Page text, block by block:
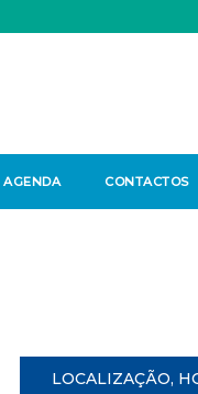
AGENDA CONTACTOS
LOCALIZAÇÃO,